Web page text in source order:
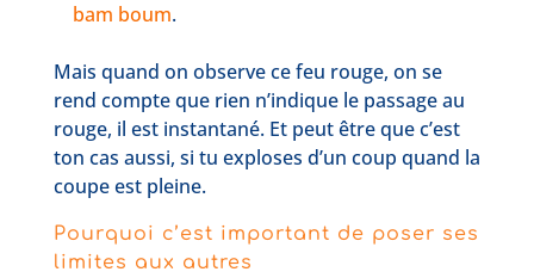
bam boum.
Mais quand on observe ce feu rouge, on se
rend compte que rien n’indique le passage au
rouge, il est instantané. Et peut être que c’est
ton cas aussi, si tu exploses d’un coup quand la
coupe est pleine.
Pourquoi c’est important de poser ses
limites aux autres